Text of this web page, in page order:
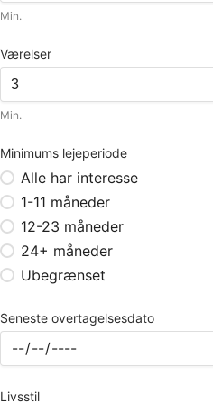
Min.
Værelser
Min.
Minimums lejeperiode
Alle har interesse
1-11 måneder
12-23 måneder
24+ måneder
Ubegrænset
Seneste overtagelsesdato
Livsstil